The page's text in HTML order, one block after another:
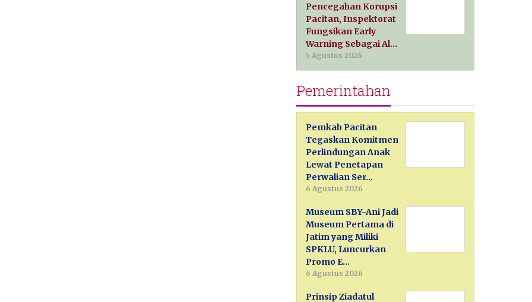
Pencegahan Korupsi
Pacitan, Inspektorat
Fungsikan Early
Warning Sebagai Al…
5 Agustus 2026
Pemerintahan
Pemkab Pacitan
Tegaskan Komitmen
Perlindungan Anak
Lewat Penetapan
Perwalian Ser…
6 Agustus 2026
Museum SBY-Ani Jadi
Museum Pertama di
Jatim yang Miliki
SPKLU, Luncurkan
Promo E…
6 Agustus 2026
Prinsip Ziadatul